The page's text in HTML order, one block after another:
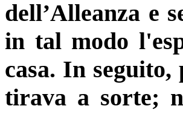
dell’Alleanza e
in tal modo
casa. In
tirava a sorte;